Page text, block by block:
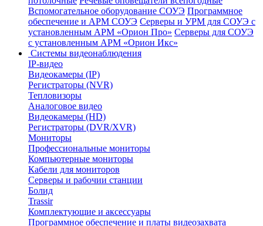
Вспомогательное оборудование СОУЭ Программное
обеспечение и АРМ СОУЭ Серверы и УРМ для СОУЭ с
установленным АРМ «Орион Про» Серверы для СОУЭ
с установленным АРМ «Орион Икс»
Системы видеонаблюдения
IP-видео
Видеокамеры (IP)
Регистраторы (NVR)
Тепловизоры
Аналоговое видео
Видеокамеры (HD)
Регистраторы (DVR/XVR)
Мониторы
Профессиональные мониторы
Компьютерные мониторы
Кабели для мониторов
Серверы и рабочии станции
Болид
Trassir
Комплектующие и аксессуары
Программное обеспечение и платы видеозахвата